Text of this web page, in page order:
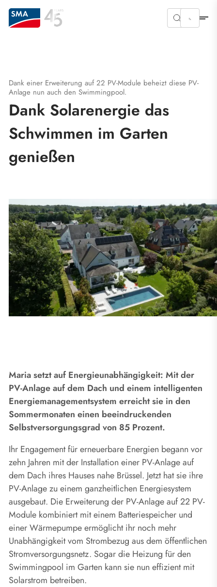
Dank einer Erweiterung auf 22 PV-Module beheizt diese PV-
Anlage nun auch den Swimmingpool.
Dank Solarenergie das
Schwimmen im Garten
genießen
Maria setzt auf Energieunabhängigkeit: Mit der
PV-Anlage auf dem Dach und einem intelligenten
Energiemanagementsystem erreicht sie in den
Sommermonaten einen beeindruckenden
Selbstversorgungsgrad von 85 Prozent.
Ihr Engagement für erneuerbare Energien begann vor
zehn Jahren mit der Installation einer PV-Anlage auf
dem Dach ihres Hauses nahe Brüssel. Jetzt hat sie ihre
PV-Anlage zu einem ganzheitlichen Energiesystem
ausgebaut. Die Erweiterung der PV-Anlage auf 22 PV-
Module kombiniert mit einem Batteriespeicher und
einer Wärmepumpe ermöglicht ihr noch mehr
Unabhängigkeit vom Strombezug aus dem öffentlichen
Stromversorgungsnetz. Sogar die Heizung für den
Swimmingpool im Garten kann sie nun effizient mit
Solarstrom betreiben.